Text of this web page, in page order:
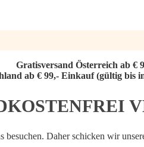
Gratisversand Österreich ab €
ab € 99,- Einkauf (gültig bis
Daher schicken wir